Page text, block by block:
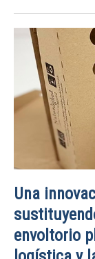
Una
envoltorio